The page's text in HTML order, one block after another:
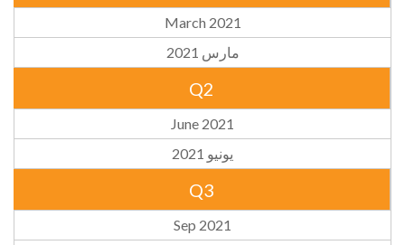
March 2021
مارس 2021
Q2
June 2021
يونيو 2021
Q3
Sep 2021